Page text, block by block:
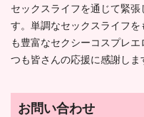
セックスライフを通じて緊
す。単調なセックスライフ
も豊富なセクシーコスプレ
つも皆さんの応援に感謝しま
お問い合わせ